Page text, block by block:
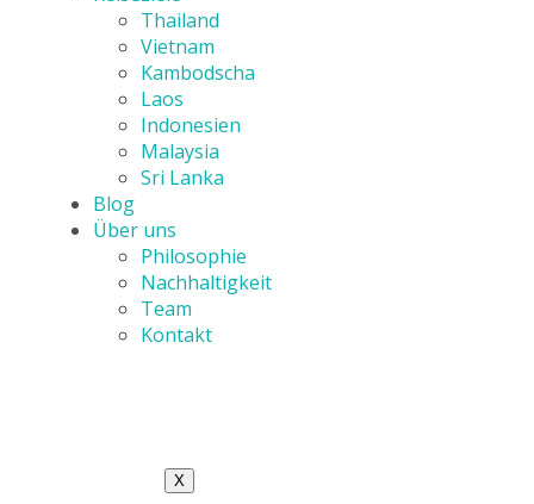
Thailand
Vietnam
Kambodscha
Laos
Indonesien
Malaysia
Sri Lanka
Blog
Über uns
Philosophie
Nachhaltigkeit
Team
Kontakt
X